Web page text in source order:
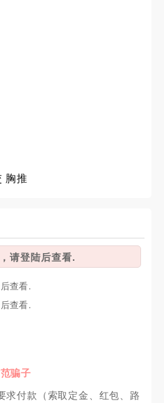
胸推
请登陆后查看.
查看.
查看.
骗子
求付款（索取定金、红包、路